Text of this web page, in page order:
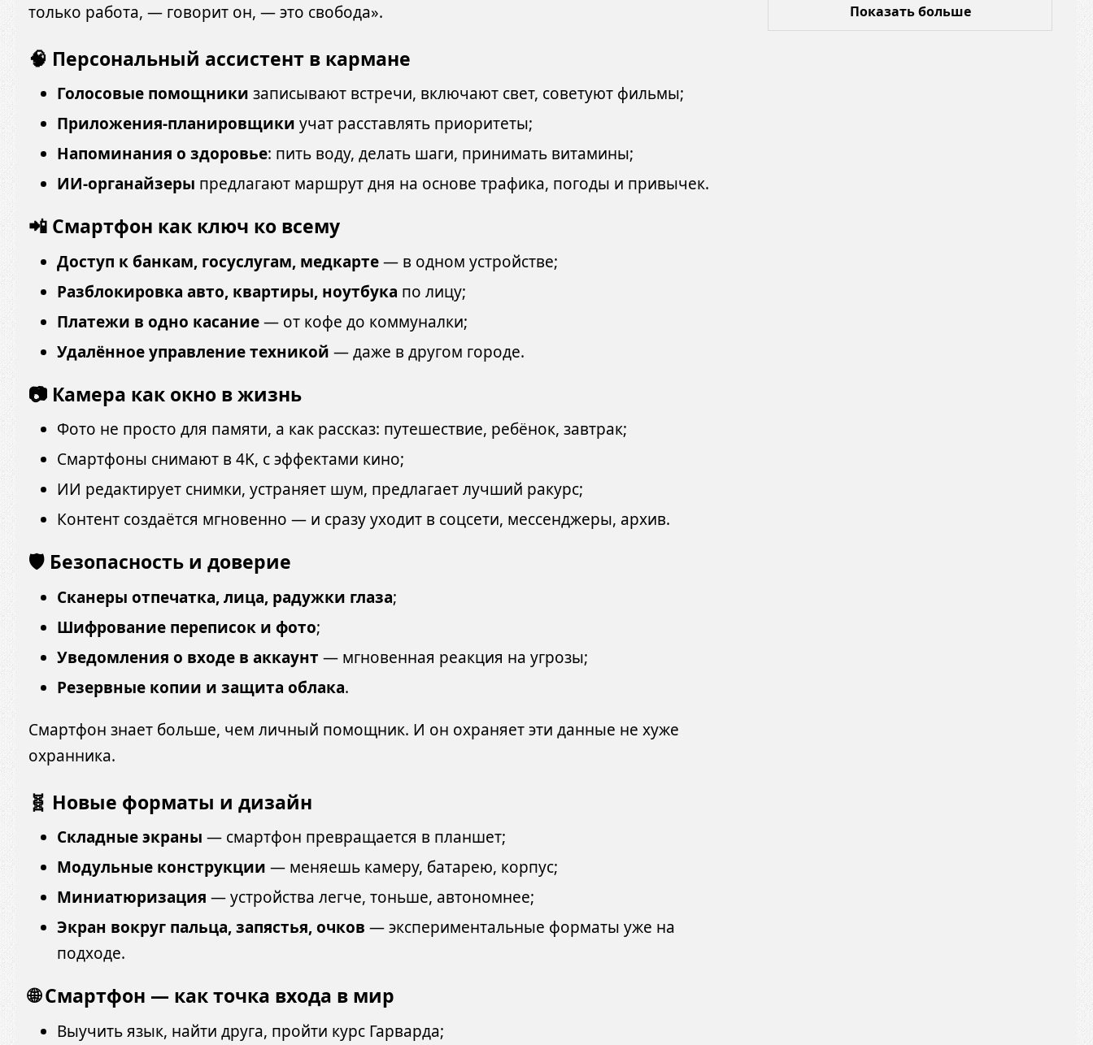
только работа, — говорит он, — это свобода».
🧠 Персональный ассистент в кармане
Голосовые помощники записывают встречи, включают свет, советуют фильмы;
Приложения-планировщики учат расставлять приоритеты;
Напоминания о здоровье: пить воду, делать шаги, принимать витамины;
ИИ-органайзеры предлагают маршрут дня на основе трафика, погоды и привычек.
📲 Смартфон как ключ ко всему
Доступ к банкам, госуслугам, медкарте— в одном устройстве;
Разблокировка авто, квартиры, ноутбука по лицу;
Платежи в одно касание— от кофе до коммуналки;
Удалённое управление техникой — даже в другом городе.
📷 Камера как окно в жизнь
Фото не просто для памяти, а как рассказ: путешествие, ребёнок, завтрак;
Смартфоны снимают в 4K, с эффектами кино;
ИИ редактирует снимки, устраняет шум, предлагает лучший ракурс;
Контент создаётся мгновенно — и сразу уходит в соцсети, мессенджеры, архив.
🛡️ Безопасность и доверие
Сканеры отпечатка, лица, радужки глаза;
Шифрование переписок и фото;
Уведомления о входе в аккаунт — мгновенная реакция на угрозы;
Резервные копии и защита облака.
Смартфон знает больше, чем личный помощник. И он охраняет эти данные не хуже
охранника.
🧬 Новые форматы и дизайн
Складные экраны — смартфон превращается в планшет;
Модульные конструкции — меняешь камеру, батарею, корпус;
Миниатюризация — устройства легче, тоньше, автономнее;
Экран вокруг пальца, запястья, очков — экспериментальные форматы уже на
подходе.
🌐 Смартфон — как точка входа в мир
Выучить язык, найти друга, пройти курс Гарварда;
Показать больше